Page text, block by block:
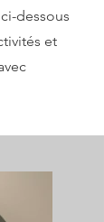
dessous
et